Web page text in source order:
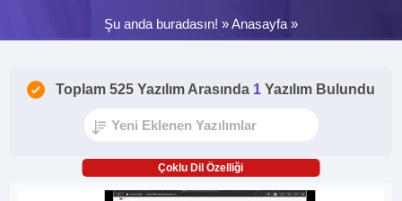
Şu anda buradasın! »Anasayfa »
Toplam 525 Yazılım Arasında 1 Yazılım Bulundu
Çoklu Dil Özelliği